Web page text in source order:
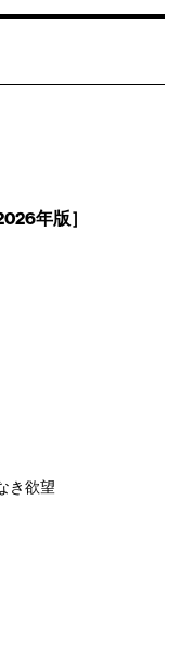
年版］
き欲望